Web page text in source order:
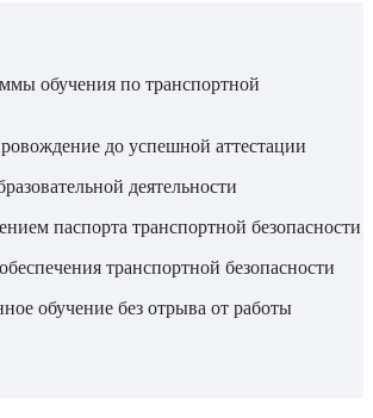
до успешной аттестации
паспорта транспортной безопасности
обучение без отрыва от работы